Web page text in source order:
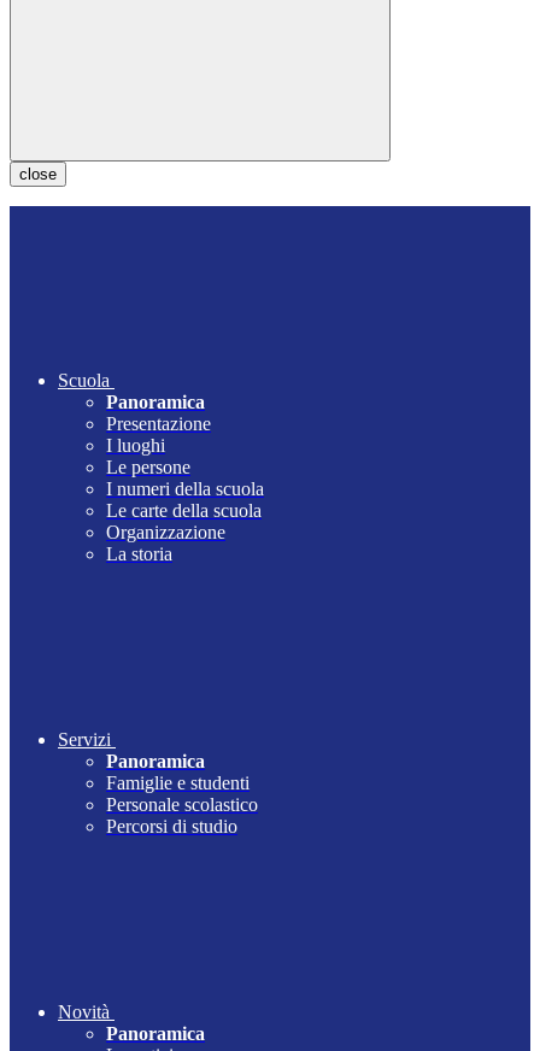
close
Scuola
Panoramica
Presentazione
I luoghi
Le persone
I numeri della scuola
Le carte della scuola
Organizzazione
La storia
Servizi
Panoramica
Famiglie e studenti
Personale scolastico
Percorsi di studio
Novità
Panoramica